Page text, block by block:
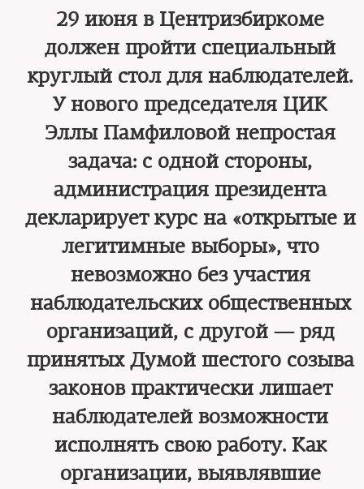
29 июня в Центризбиркоме
должен пройти специальный
круглый стол для наблюдателей.
У нового председателя ЦИК
Эллы Памфиловой непростая
задача: с одной стороны,
администрация президента
декларирует курс на «открытые и
легитимные выборы», что
невозможно без участия
наблюдательских общественных
организаций, с другой — ряд
принятых Думой шестого созыва
законов практически лишает
наблюдателей возможности
исполнять свою работу. Как
организации, выявлявшие